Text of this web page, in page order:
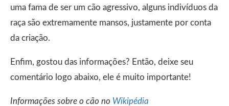
uma fama de ser um cão agressivo, alguns indivíduos da
raça são extremamente mansos, justamente por conta
da criação.
Enfim, gostou das informações? Então, deixe seu
comentário logo abaixo, ele é muito importante!
Informações sobre o cão no Wikipédia